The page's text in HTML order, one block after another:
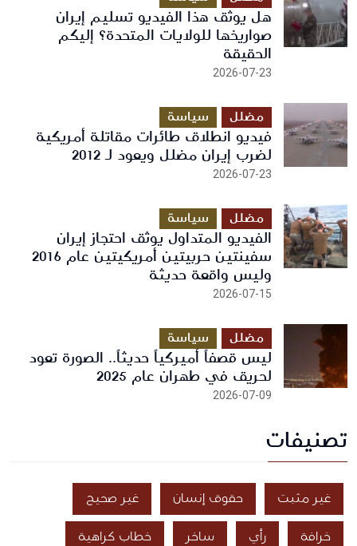
هل يوثق هذا الفيديو تسليم إيران
صواريخها للولايات المتحدة؟ إليكم
الحقيقة
2026-07-23
مضلل سياسة
فيديو انطلاق طائرات مقاتلة أمريكية
لضرب إيران مضلل ويعود لـ 2012
2026-07-23
مضلل سياسة
الفيديو المتداول يوثق احتجاز إيران
سفينتين حربيتين أمريكيتين عام 2016
وليس واقعة حديثة
2026-07-15
مضلل سياسة
ليس قصفاً أميركياً حديثاً.. الصورة تعود
لحريق في طهران عام 2025
2026-07-09
تصنيفات
غير مثبت حقوق إنسان غير صحيح
خرافة رأي ساخر خطاب كراهية